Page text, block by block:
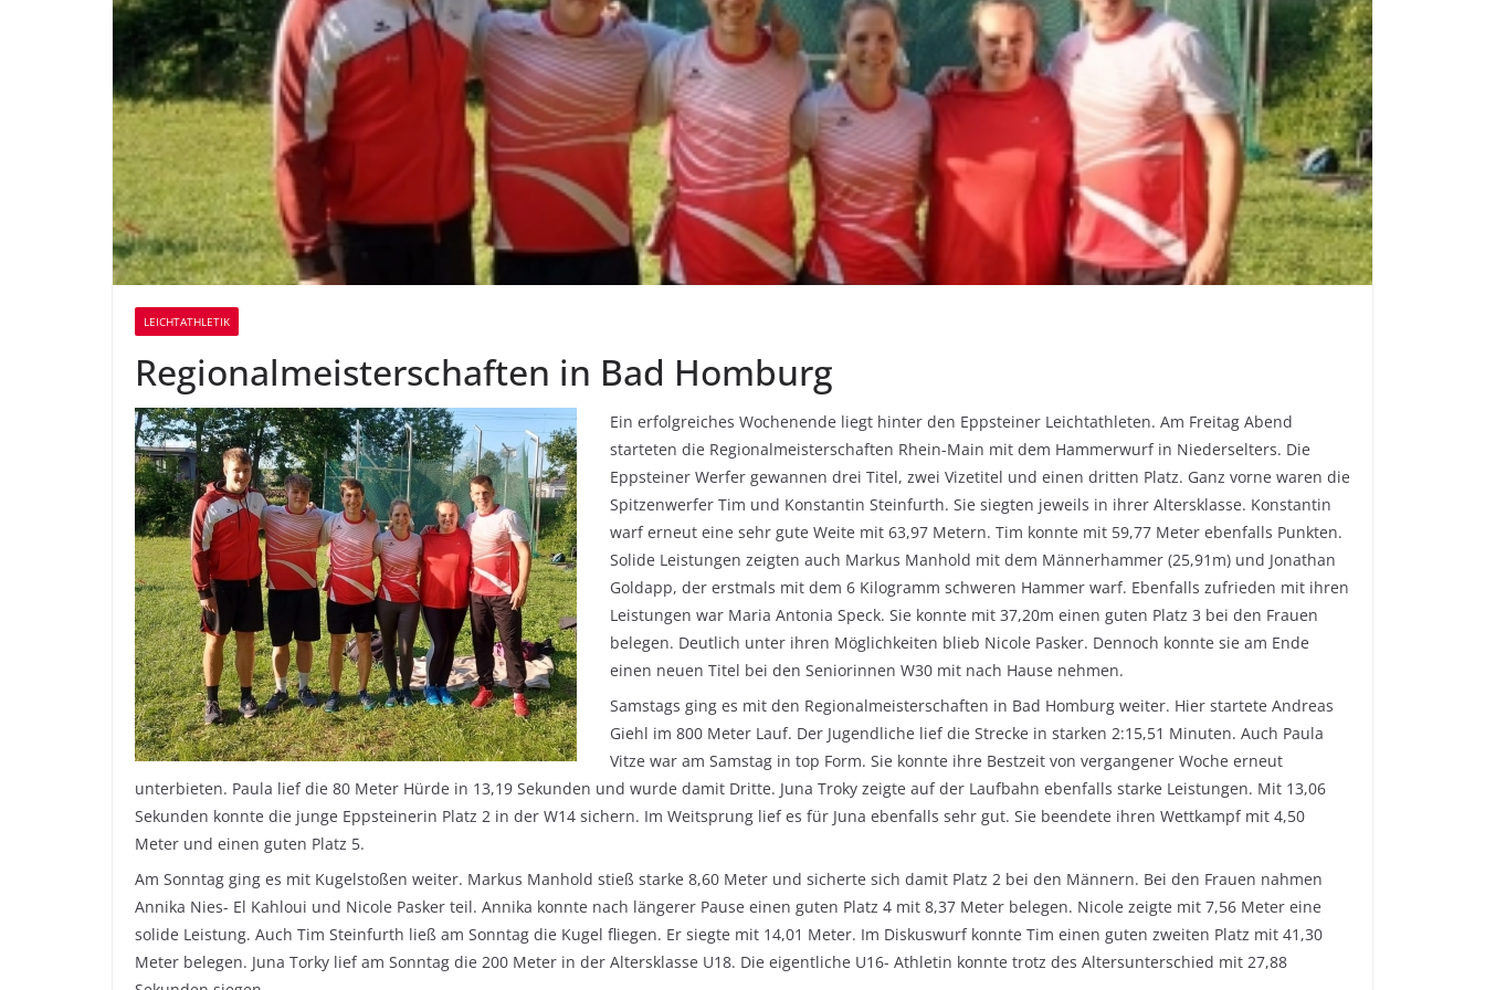
LEICHTATHLETIK
Regionalmeisterschaften in Bad Homburg
Ein erfolgreiches Wochenende liegt hinter den Eppsteiner Leichtathleten. Am Freitag Abend
starteten die Regionalmeisterschaften Rhein-Main mit dem Hammerwurf in Niederselters. Die
Eppsteiner Werfer gewannen drei Titel, zwei Vizetitel und einen dritten Platz. Ganz vorne waren die
Spitzenwerfer Tim und Konstantin Steinfurth. Sie siegten jeweils in ihrer Altersklasse. Konstantin
warf erneut eine sehr gute Weite mit 63,97 Metern. Tim konnte mit 59,77 Meter ebenfalls Punkten.
Solide Leistungen zeigten auch Markus Manhold mit dem Männerhammer (25,91m) und Jonathan
Goldapp, der erstmals mit dem 6 Kilogramm schweren Hammer warf. Ebenfalls zufrieden mit ihren
Leistungen war Maria Antonia Speck. Sie konnte mit 37,20m einen guten Platz 3 bei den Frauen
belegen. Deutlich unter ihren Möglichkeiten blieb Nicole Pasker. Dennoch konnte sie am Ende
einen neuen Titel bei den Seniorinnen W30 mit nach Hause nehmen.
Samstags ging es mit den Regionalmeisterschaften in Bad Homburg weiter. Hier startete Andreas
Giehl im 800 Meter Lauf. Der Jugendliche lief die Strecke in starken 2:15,51 Minuten. Auch Paula
Vitze war am Samstag in top Form. Sie konnte ihre Bestzeit von vergangener Woche erneut
unterbieten. Paula lief die 80 Meter Hürde in 13,19 Sekunden und wurde damit Dritte. Juna Troky zeigte auf der Laufbahn ebenfalls starke Leistungen. Mit 13,06
Sekunden konnte die junge Eppsteinerin Platz 2 in der W14 sichern. Im Weitsprung lief es für Juna ebenfalls sehr gut. Sie beendete ihren Wettkampf mit 4,50
Meter und einen guten Platz 5.
Am Sonntag ging es mit Kugelstoßen weiter. Markus Manhold stieß starke 8,60 Meter und sicherte sich damit Platz 2 bei den Männern. Bei den Frauen nahmen
Annika Nies- El Kahloui und Nicole Pasker teil. Annika konnte nach längerer Pause einen guten Platz 4 mit 8,37 Meter belegen. Nicole zeigte mit 7,56 Meter eine
solide Leistung. Auch Tim Steinfurth ließ am Sonntag die Kugel fliegen. Er siegte mit 14,01 Meter. Im Diskuswurf konnte Tim einen guten zweiten Platz mit 41,30
Meter belegen. Juna Torky lief am Sonntag die 200 Meter in der Altersklasse U18. Die eigentliche U16- Athletin konnte trotz des Altersunterschied mit 27,88